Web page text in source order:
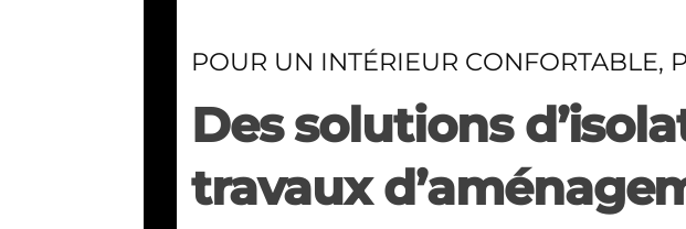
POUR UN INTÉRIEUR CONFORTABLE,
Des solutions
travaux